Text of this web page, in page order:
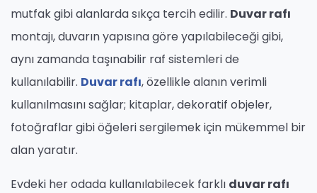
mutfak gibi alanlarda sıkça tercih edilir. Duvar rafı
montajı, duvarın yapısına göre yapılabileceği gibi,
aynı zamanda taşınabilir raf sistemleri de
kullanılabilir. Duvar rafı, özellikle alanın verimli
kullanılmasını sağlar; kitaplar, dekoratif objeler,
fotoğraflar gibi öğeleri sergilemek için mükemmel bir
alan yaratır.
Evdeki her odada kullanılabilecek farklı duvar rafı